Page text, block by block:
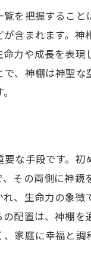
を把握するこ
含まれます。
力や成長を表
、神棚は神聖
な手段です。
その両側に神
、生命力の象
配置は、神棚
家庭に幸福と調